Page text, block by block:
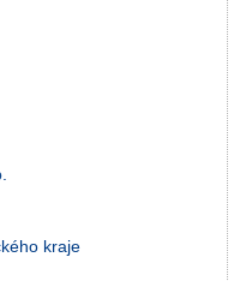
kraje